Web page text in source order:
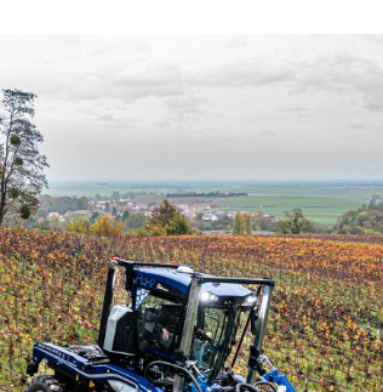
schließen